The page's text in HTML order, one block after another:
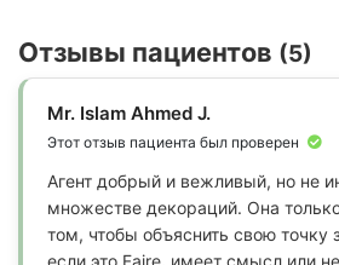
Отзывы пациентов (5)
Mr. Islam Ahmed J.
Этот отзыв пациента был проверен
Агент добрый и вежливый, но не
множестве декораций. Она
том, чтобы объяснить свою точку
если это Faire, имеет смысл или